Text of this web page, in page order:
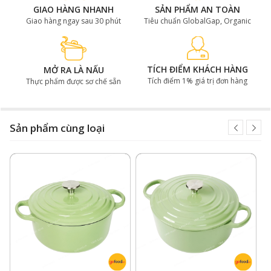
Dưới đây là một số hướng dẫn về cách vệ sinh và bảo
quản nồi gang phủ gốm này để đảm bảo tuổi thọ và
Sau khi sử dụng nồi,
hãy rửa sạch nồi bằng giẻ mềm và nước xà phòng ấm
để loại bỏ dầu mỡ và thức ăn dính. Đảm bảo rửa sạch
từng phần của nồi để tránh mùi và vi khuẩn phát triển.
Tránh thay đổi nhiệt độ đột ngột:
Đối với nồi gang
phủ gốm, tránh thay đổi nhiệt độ đột ngột để tránh
gây "sốc nhiệt", làm tăng nguy cơ nứt vỡ của nồi.
GIAO HÀNG NHANH
Giao hàng ngay sau 30 phút
SẢN PHẨM AN TOÀN
Tiêu chuẩn GlobalGap, Organic
MỞ RA LÀ NẤU
Thực phẩm được sơ chế sẵn
TÍCH ĐIỂM KHÁCH HÀNG
Tích điểm 1% giá trị đơn hàng
Sản phẩm cùng loại